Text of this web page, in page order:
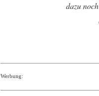
dazu
Werbung: